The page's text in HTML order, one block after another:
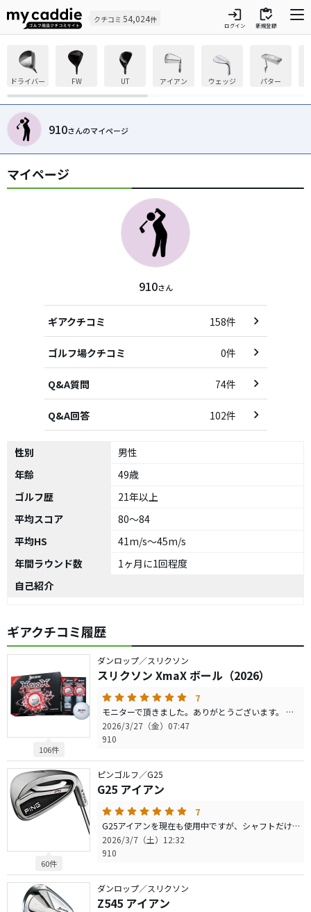
クチコミ 54,024件 login
ログイン
inventory
新規登録
ドライバー FW UT アイアン ウェッジ パター
910さんのマイページ
マイページ
910さん
ギアクチコミ 158件
ゴルフ場クチコミ 0件
Q&A質問 74件
Q&A回答 102件
性別
男性
年齢
49歳
ゴルフ歴
21年以上
平均スコア
80～84
平均HS
41m/s～45m/s
年間ラウンド数
1ヶ月に1回程度
自己紹介
ギアクチコミ履歴
106件
ダンロップ／スリクソン
スリクソン XmaX ボール（2026）
7
モニターで頂きました。ありがとうございます。 飛距離は変わりませんでした。 いつもはtourBXを使用していますが、特に飛距離は変わりませんでした。飛距離をうたうのですから、やはり１０ヤードは飛んでいてほしいと思いました。
2026/3/27（金）07:47
910
60件
ピンゴルフ／G25
G25 アイアン
7
G25アイアンを現在も使用中ですが、シャフトだけ違うので 気分一新打ってみたいと思い、中古でCFSMAX Sシャフト購入しました。５I～UW 今はモーダス１２０Sを使用しているので、CFSMAXは少し硬めに感じれたら最高です。
2026/3/7（土）12:32
910
ダンロップ／スリクソン
Z545 アイアン